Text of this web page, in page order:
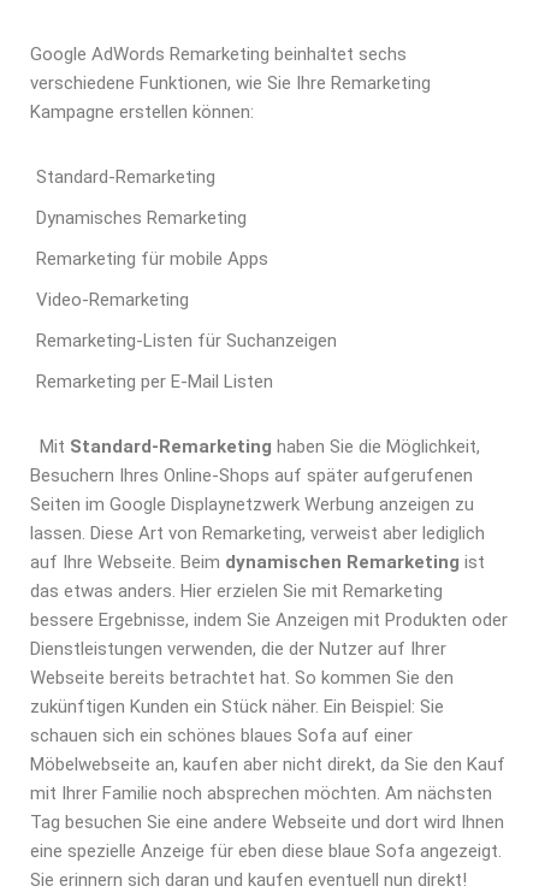
Google AdWords Remarketing beinhaltet sechs
verschiedene Funktionen, wie Sie Ihre Remarketing
Kampagne erstellen können:
Standard-Remarketing
Dynamisches Remarketing
Remarketing für mobile Apps
Video-Remarketing
Remarketing-Listen für Suchanzeigen
Remarketing per E-Mail Listen
Mit Standard-Remarketing haben Sie die Möglichkeit,
Besuchern Ihres Online-Shops auf später aufgerufenen
Seiten im Google Displaynetzwerk Werbung anzeigen zu
lassen. Diese Art von Remarketing, verweist aber lediglich
auf Ihre Webseite. Beim dynamischen Remarketing ist
das etwas anders. Hier erzielen Sie mit Remarketing
bessere Ergebnisse, indem Sie Anzeigen mit Produkten oder
Dienstleistungen verwenden, die der Nutzer auf Ihrer
Webseite bereits betrachtet hat. So kommen Sie den
zukünftigen Kunden ein Stück näher. Ein Beispiel: Sie
schauen sich ein schönes blaues Sofa auf einer
Möbelwebseite an, kaufen aber nicht direkt, da Sie den Kauf
mit Ihrer Familie noch absprechen möchten. Am nächsten
Tag besuchen Sie eine andere Webseite und dort wird Ihnen
eine spezielle Anzeige für eben diese blaue Sofa angezeigt.
Sie erinnern sich daran und kaufen eventuell nun direkt!